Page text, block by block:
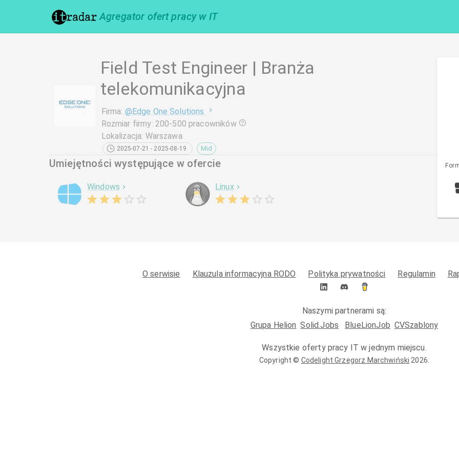
Agregator ofert pracy w IT
Field Test Engineer | Branża
telekomunikacyjna
Firma: @Edge One Solutions
Rozmiar firmy: 200-500 pracowników
Lokalizacja: Warszawa
2025-07-21 - 2025-08-19 Mid
Umiejętności występujące w ofercie
Windows Linux
O serwisie Klauzula informacyjna RODO Polityka prywatności Regulamin
Naszymi partnerami są:
Grupa Helion Solid.Jobs BlueLionJob CVSzablony
Wszystkie oferty pracy IT w jednym miejscu.
Copyright © Codelight Grzegorz Marchwiński 2026